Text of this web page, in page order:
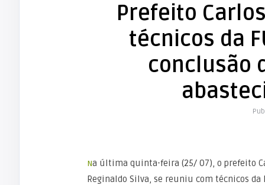
Prefeito
técnicos da
conclusão
Na última quinta-feira (25/ 07), o prefeito Carlos Borges acompanhado do secretário de finanças
Reginaldo Silva, se reuniu com técnicos